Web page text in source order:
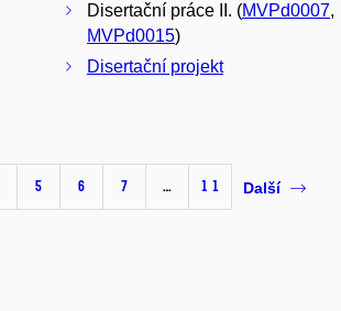
Disertační práce II. (MVPd0007,
MVPd0015)
Disertační projekt
5 6 7 … 11 Další